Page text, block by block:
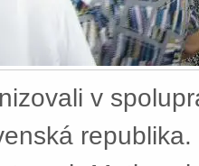
v